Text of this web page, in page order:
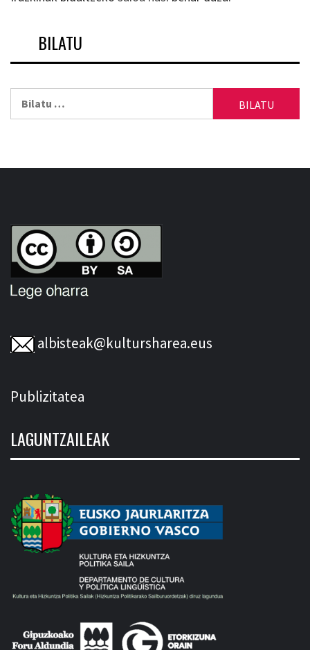
BILATU
albisteak@kultursharea.eus
Publizitatea
LAGUNTZAILEAK